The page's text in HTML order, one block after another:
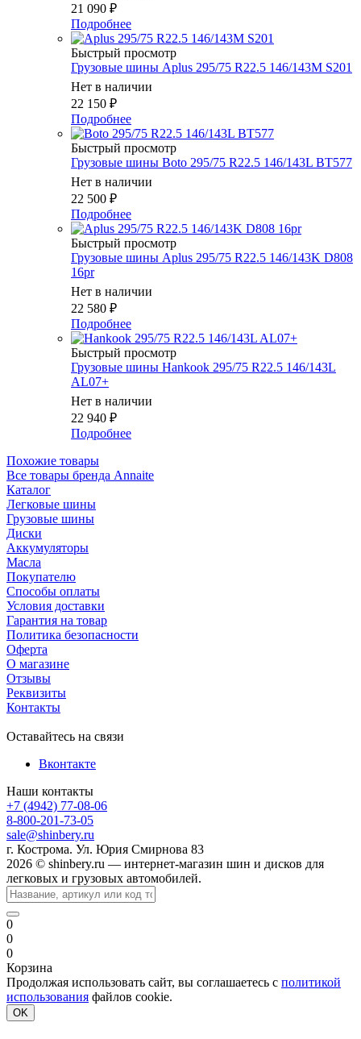
21 090 ₽
Подробнее
Быстрый просмотр
Грузовые шины Aplus 295/75 R22.5 146/143M S201
Нет в наличии
22 150 ₽
Подробнее
Быстрый просмотр
Грузовые шины Boto 295/75 R22.5 146/143L BT577
Нет в наличии
22 500 ₽
Подробнее
Быстрый просмотр
Грузовые шины Aplus 295/75 R22.5 146/143K D808
16pr
Нет в наличии
22 580 ₽
Подробнее
Быстрый просмотр
Грузовые шины Hankook 295/75 R22.5 146/143L
AL07+
Нет в наличии
22 940 ₽
Подробнее
Похожие товары
Все товары бренда Annaite
Каталог
Легковые шины
Грузовые шины
Диски
Аккумуляторы
Масла
Покупателю
Способы оплаты
Условия доставки
Гарантия на товар
Политика безопасности
Оферта
О магазине
Отзывы
Реквизиты
Контакты
Оставайтесь на связи
Вконтакте
Наши контакты
+7 (4942) 77-08-06
8-800-201-73-05
sale@shinbery.ru
г. Кострома. Ул. Юрия Смирнова 83
2026 © shinbery.ru — интернет-магазин шин и дисков для
легковых и грузовых автомобилей.
0
0
0
Корзина
Продолжая использовать сайт, вы соглашаетесь с политикой
использования файлов cookie.
OK